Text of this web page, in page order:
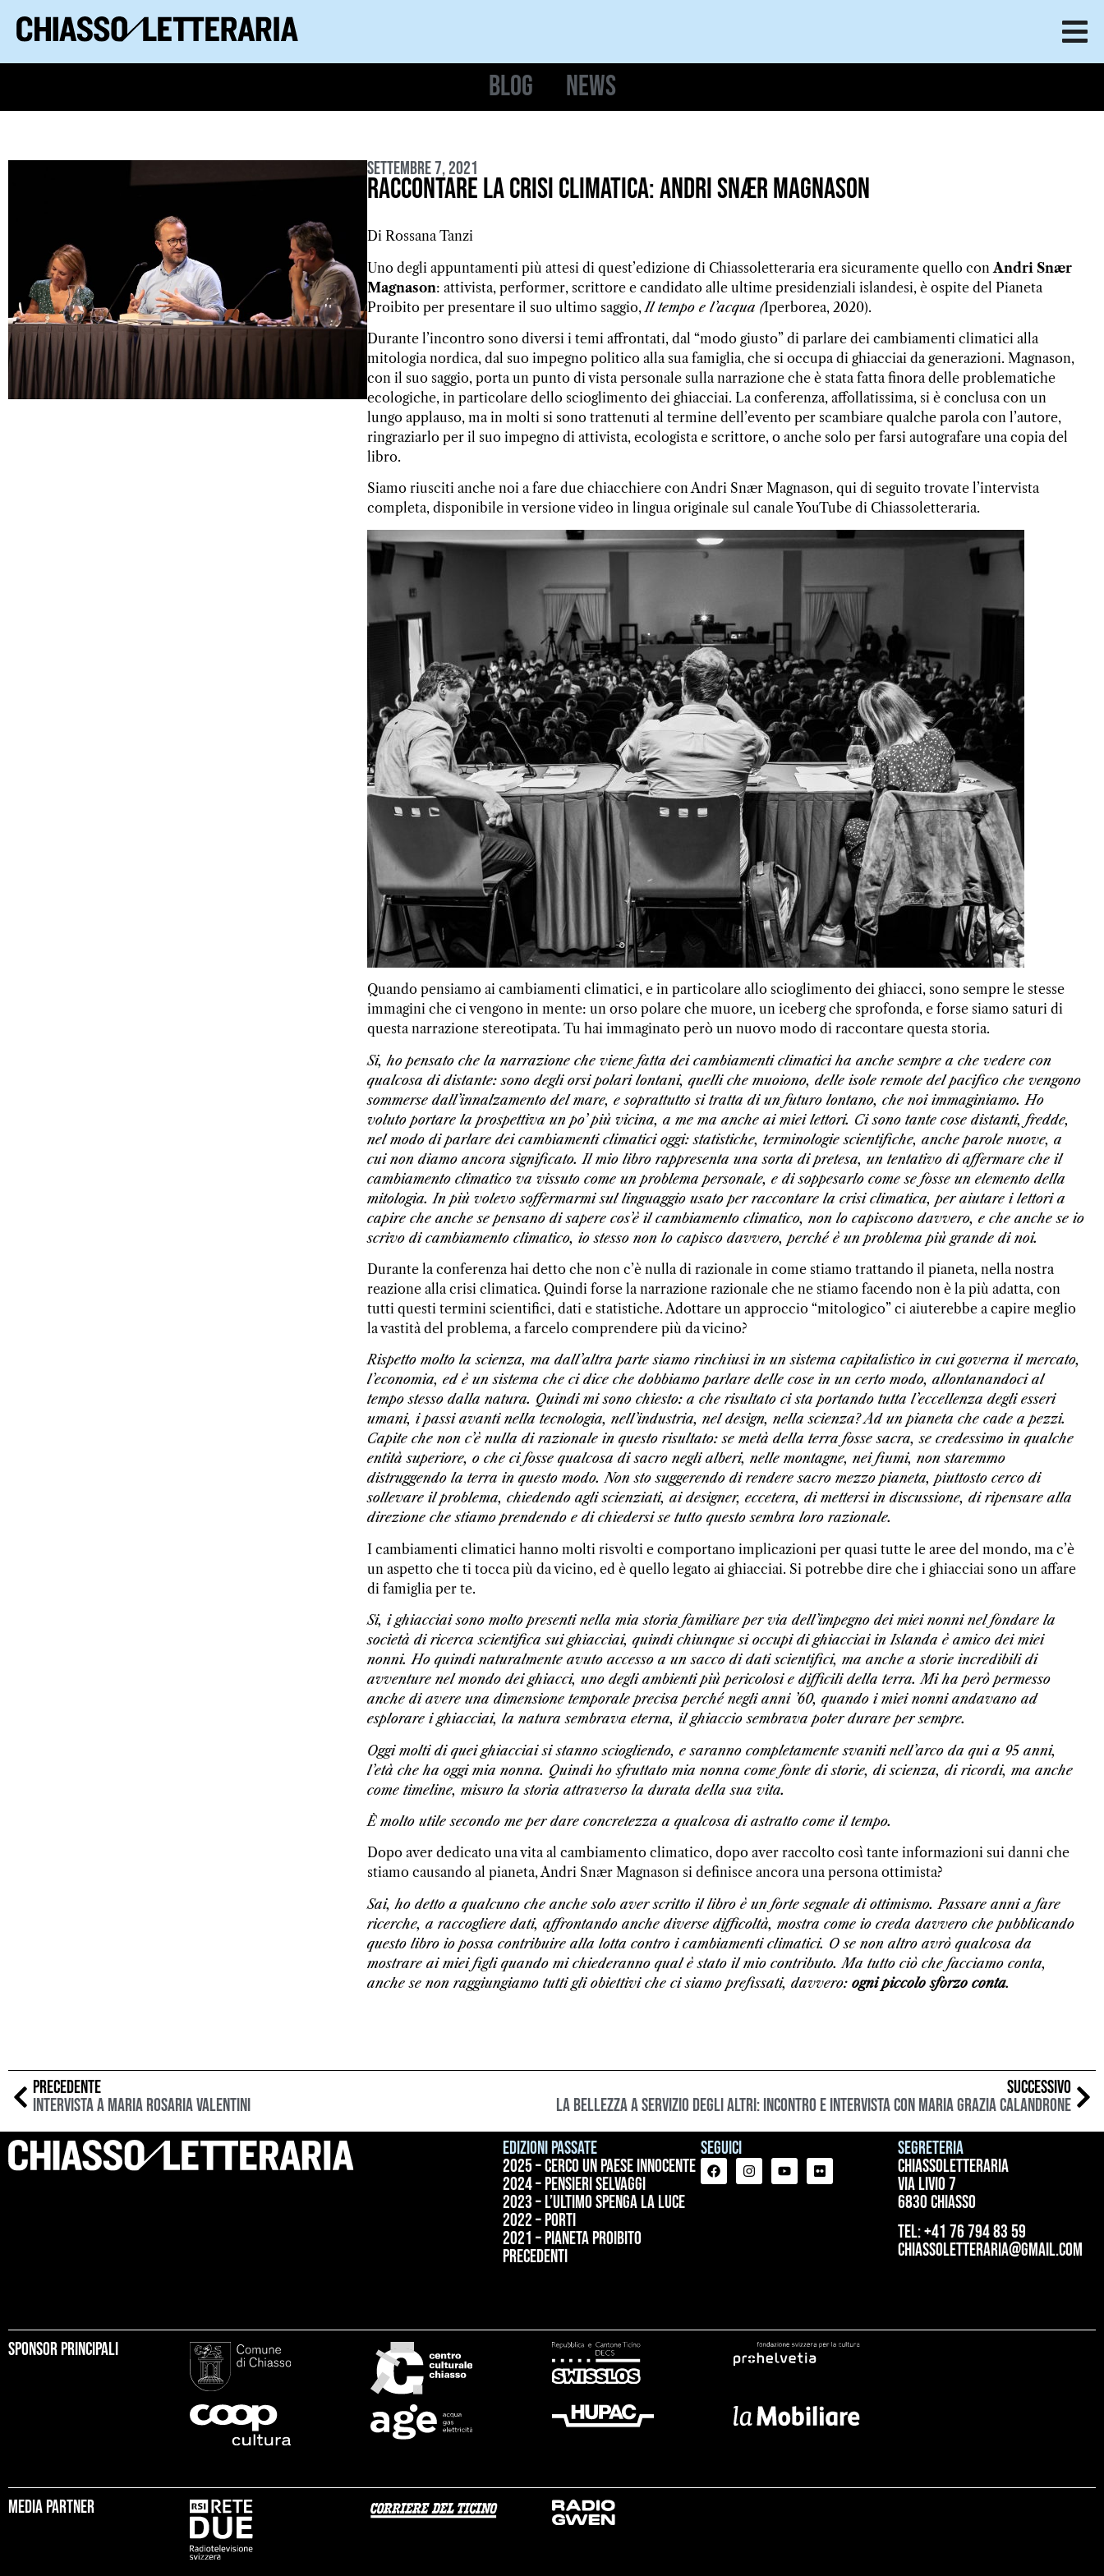
Blog News
Settembre 7, 2021
Raccontare la crisi climatica: Andri Snær Magnason
Di Rossana Tanzi
Uno degli appuntamenti più attesi di quest’edizione di Chiassoletteraria era sicuramente quello con Andri Snær
Magnason: attivista, performer, scrittore e candidato alle ultime presidenziali islandesi, è ospite del Pianeta
Proibito per presentare il suo ultimo saggio, Il tempo e l’acqua (Iperborea, 2020).
Durante l’incontro sono diversi i temi affrontati, dal “modo giusto” di parlare dei cambiamenti climatici alla
mitologia nordica, dal suo impegno politico alla sua famiglia, che si occupa di ghiacciai da generazioni. Magnason,
con il suo saggio, porta un punto di vista personale sulla narrazione che è stata fatta finora delle problematiche
ecologiche, in particolare dello scioglimento dei ghiacciai. La conferenza, affollatissima, si è conclusa con un
lungo applauso, ma in molti si sono trattenuti al termine dell’evento per scambiare qualche parola con l’autore,
ringraziarlo per il suo impegno di attivista, ecologista e scrittore, o anche solo per farsi autografare una copia del
libro.
Siamo riusciti anche noi a fare due chiacchiere con Andri Snær Magnason, qui di seguito trovate l’intervista
completa, disponibile in versione video in lingua originale sul canale YouTube di Chiassoletteraria.
Quando pensiamo ai cambiamenti climatici, e in particolare allo scioglimento dei ghiacci, sono sempre le stesse
immagini che ci vengono in mente: un orso polare che muore, un iceberg che sprofonda, e forse siamo saturi di
questa narrazione stereotipata. Tu hai immaginato però un nuovo modo di raccontare questa storia.
Si, ho pensato che la narrazione che viene fatta dei cambiamenti climatici ha anche sempre a che vedere con
qualcosa di distante: sono degli orsi polari lontani, quelli che muoiono, delle isole remote del pacifico che vengono
sommerse dall’innalzamento del mare, e soprattutto si tratta di un futuro lontano, che noi immaginiamo. Ho
voluto portare la prospettiva un po’ più vicina, a me ma anche ai miei lettori. Ci sono tante cose distanti, fredde,
nel modo di parlare dei cambiamenti climatici oggi: statistiche, terminologie scientifiche, anche parole nuove, a
cui non diamo ancora significato. Il mio libro rappresenta una sorta di pretesa, un tentativo di affermare che il
cambiamento climatico va vissuto come un problema personale, e di soppesarlo come se fosse un elemento della
mitologia. In più volevo soffermarmi sul linguaggio usato per raccontare la crisi climatica, per aiutare i lettori a
capire che anche se pensano di sapere cos’è il cambiamento climatico, non lo capiscono davvero, e che anche se io
scrivo di cambiamento climatico, io stesso non lo capisco davvero, perché è un problema più grande di noi.
Durante la conferenza hai detto che non c’è nulla di razionale in come stiamo trattando il pianeta, nella nostra
reazione alla crisi climatica. Quindi forse la narrazione razionale che ne stiamo facendo non è la più adatta, con
tutti questi termini scientifici, dati e statistiche. Adottare un approccio “mitologico” ci aiuterebbe a capire meglio
la vastità del problema, a farcelo comprendere più da vicino?
Rispetto molto la scienza, ma dall’altra parte siamo rinchiusi in un sistema capitalistico in cui governa il mercato,
l’economia, ed è un sistema che ci dice che dobbiamo parlare delle cose in un certo modo, allontanandoci al
tempo stesso dalla natura. Quindi mi sono chiesto: a che risultato ci sta portando tutta l’eccellenza degli esseri
umani, i passi avanti nella tecnologia, nell’industria, nel design, nella scienza? Ad un pianeta che cade a pezzi.
Capite che non c’è nulla di razionale in questo risultato: se metà della terra fosse sacra, se credessimo in qualche
entità superiore, o che ci fosse qualcosa di sacro negli alberi, nelle montagne, nei fiumi, non staremmo
distruggendo la terra in questo modo. Non sto suggerendo di rendere sacro mezzo pianeta, piuttosto cerco di
sollevare il problema, chiedendo agli scienziati, ai designer, eccetera, di mettersi in discussione, di ripensare alla
direzione che stiamo prendendo e di chiedersi se tutto questo sembra loro razionale.
I cambiamenti climatici hanno molti risvolti e comportano implicazioni per quasi tutte le aree del mondo, ma c’è
un aspetto che ti tocca più da vicino, ed è quello legato ai ghiacciai. Si potrebbe dire che i ghiacciai sono un affare
di famiglia per te.
Si, i ghiacciai sono molto presenti nella mia storia familiare per via dell’impegno dei miei nonni nel fondare la
società di ricerca scientifica sui ghiacciai, quindi chiunque si occupi di ghiacciai in Islanda è amico dei miei
nonni. Ho quindi naturalmente avuto accesso a un sacco di dati scientifici, ma anche a storie incredibili di
avventure nel mondo dei ghiacci, uno degli ambienti più pericolosi e difficili della terra. Mi ha però permesso
anche di avere una dimensione temporale precisa perché negli anni ’60, quando i miei nonni andavano ad
esplorare i ghiacciai, la natura sembrava eterna, il ghiaccio sembrava poter durare per sempre.
Oggi molti di quei ghiacciai si stanno sciogliendo, e saranno completamente svaniti nell’arco da qui a 95 anni,
l’età che ha oggi mia nonna. Quindi ho sfruttato mia nonna come fonte di storie, di scienza, di ricordi, ma anche
come timeline, misuro la storia attraverso la durata della sua vita.
È molto utile secondo me per dare concretezza a qualcosa di astratto come il tempo.
Dopo aver dedicato una vita al cambiamento climatico, dopo aver raccolto così tante informazioni sui danni che
stiamo causando al pianeta, Andri Snær Magnason si definisce ancora una persona ottimista?
Sai, ho detto a qualcuno che anche solo aver scritto il libro è un forte segnale di ottimismo. Passare anni a fare
ricerche, a raccogliere dati, affrontando anche diverse difficoltà, mostra come io creda davvero che pubblicando
questo libro io possa contribuire alla lotta contro i cambiamenti climatici. O se non altro avrò qualcosa da
mostrare ai miei figli quando mi chiederanno qual è stato il mio contributo. Ma tutto ciò che facciamo conta,
anche se non raggiungiamo tutti gli obiettivi che ci siamo prefissati, davvero: ogni piccolo sforzo conta.
PRECEDENTE
Intervista a Maria Rosaria Valentini
SUCCESSIVO
La bellezza a servizio degli altri: incontro e intervista con Maria Grazia Calandrone
Edizioni passate
2025 – Cerco un paese innocente
2024 – Pensieri selvaggi
2023 – L’ultimo spenga la luce
2022 – Porti
2021 – Pianeta proibito
precedenti
Seguici
Segreteria
ChiassoLetteraria
Via Livio 7
6830 Chiasso
tel: +41 76 794 83 59
chiassoletteraria@gmail.com
Sponsor principali
Media partner